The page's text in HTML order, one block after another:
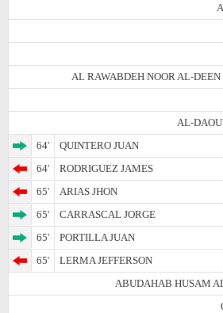
AL RAWABDEH NOOR AL-
AL-
64'
QUINTERO JUAN
64'
RODRIGUEZ JAMES
65'
ARIAS JHON
65'
CARRASCAL JORGE
65'
PORTILLA JUAN
65'
LERMA JEFFERSON
ABUDAHAB HUSAM